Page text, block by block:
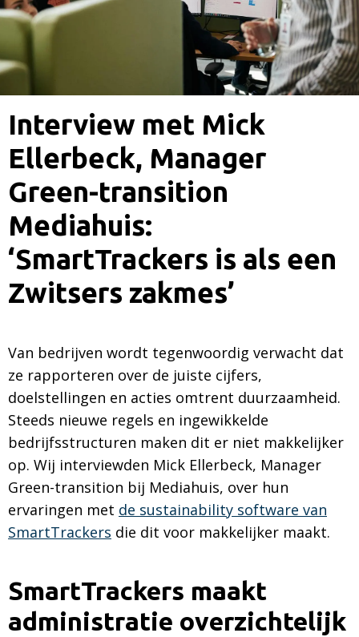
Interview met Mick
Ellerbeck, Manager
Green-transition
Mediahuis:
‘SmartTrackers is als een
Zwitsers zakmes’
Van bedrijven wordt tegenwoordig verwacht dat
ze rapporteren over de juiste cijfers,
doelstellingen en acties omtrent duurzaamheid.
Steeds nieuwe regels en ingewikkelde
bedrijfsstructuren maken dit er niet makkelijker
op. Wij interviewden Mick Ellerbeck, Manager
Green-transition bij Mediahuis, over hun
ervaringen met de sustainability software van
SmartTrackers die dit voor makkelijker maakt.
SmartTrackers maakt
administratie overzichtelijk